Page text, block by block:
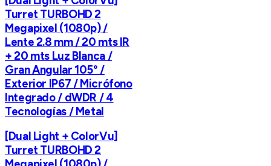
Turret TURBOHD 2
Megapixel (1080p) /
Lente 2.8 mm / 20 mts IR
+ 20 mts Luz Blanca /
Gran Angular 105° /
Exterior IP67 / Micrófono
Integrado / dWDR / 4
Tecnologías / Metal
[Dual Light + ColorVu]
Turret TURBOHD 2